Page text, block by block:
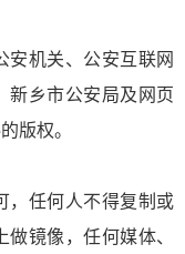
安机关、公安互联网
新乡市公安局及网页
版权。
，任何人不得复制或
镜像，任何媒体、